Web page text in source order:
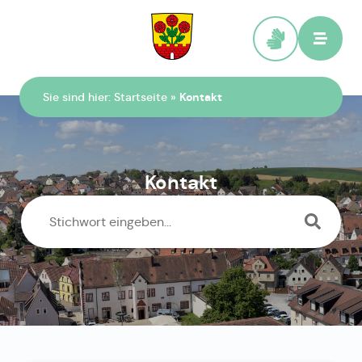
Sie sind hier: Startseite » Kontakt
Kontakt